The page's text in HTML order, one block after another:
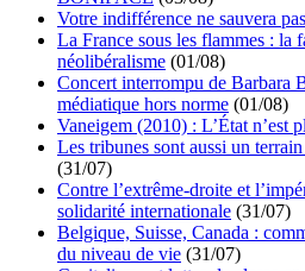
Votre indifférence ne sauvera
La France sous les flammes : la
néolibéralisme (01/08)
Concert interrompu de Barbara
médiatique hors norme (01/08)
Vaneigem (2010) : L’État n’est
Les tribunes sont aussi un
(31/07)
Contre l’extrême-droite et
solidarité internationale (31/07)
Belgique, Suisse, Canada :
du niveau de vie (31/07)